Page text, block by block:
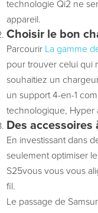
technologie Qi2 ne
appareil.
Choisir le bon
Parcourir La gamme
pour trouver celui qui
souhaitiez un
un support 4-en-1
technologique, Hyper
Des
En investissant dans
seulement optimiser
S25vousvous vous
fil.
Le passage de